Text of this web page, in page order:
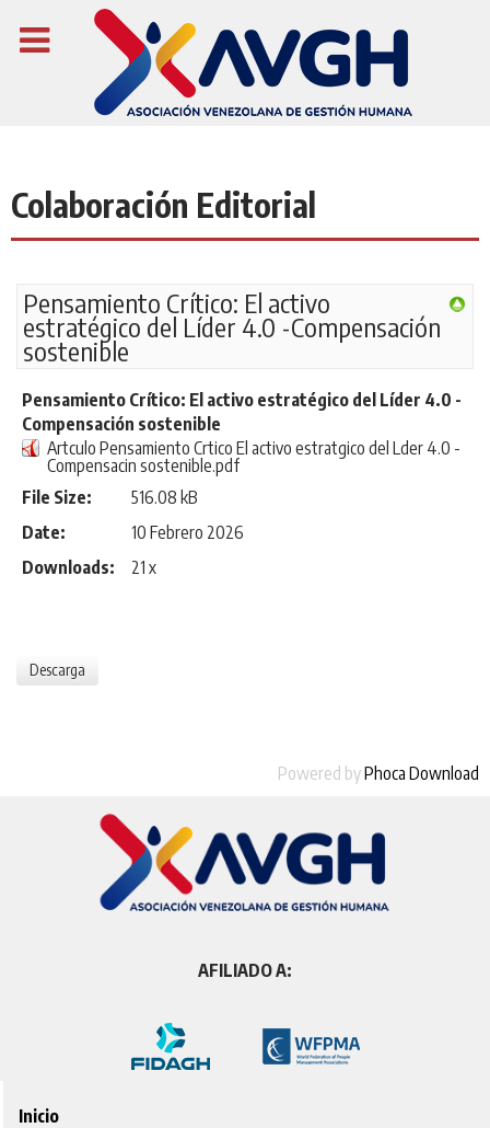
Colaboración Editorial
Pensamiento Crítico: El activo
estratégico del Líder 4.0 -Compensación
sostenible
Pensamiento Crítico: El activo estratégico del Líder 4.0 -
Compensación sostenible
Artculo Pensamiento Crtico El activo estratgico del Lder 4.0 -
Compensacin sostenible.pdf
File Size:
516.08 kB
Date:
10 Febrero 2026
Downloads:
21 x
Powered byPhoca Download
AFILIADO A:
Inicio